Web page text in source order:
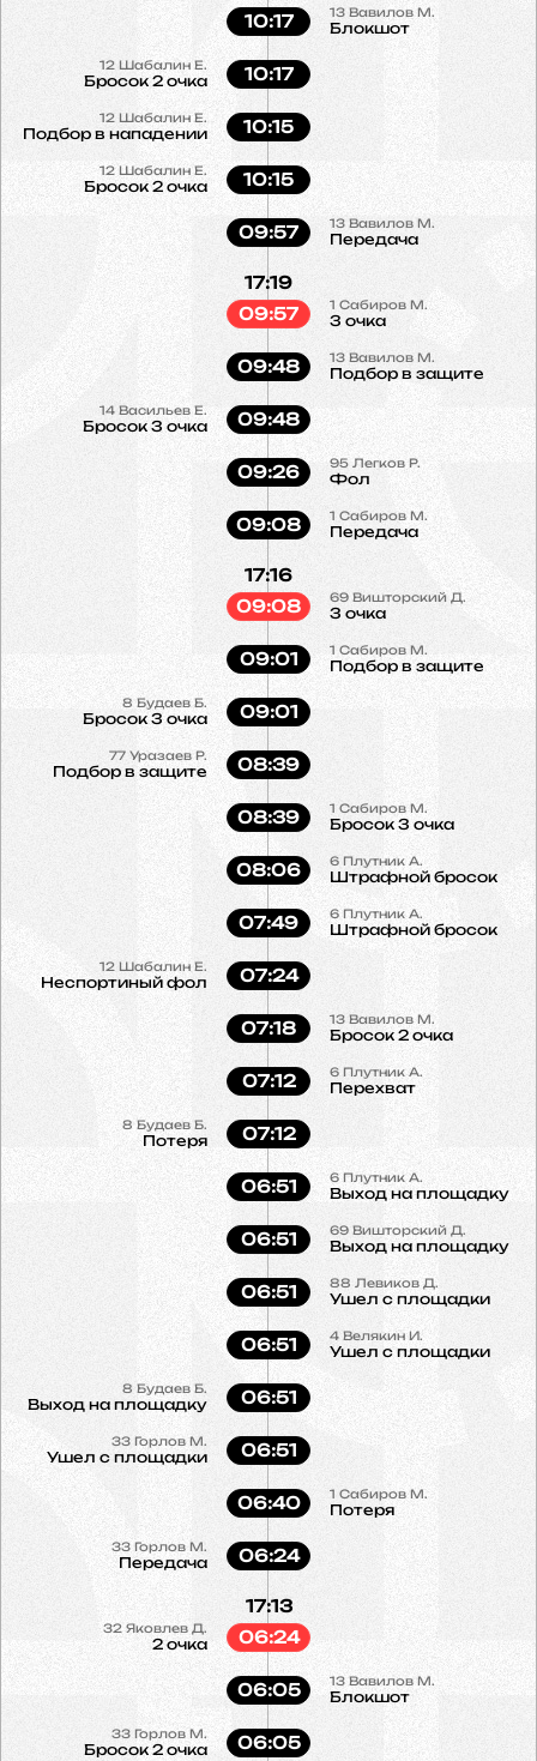
13 Вавилов М.
Блокшот
10:17
12 Шабалин Е.
Бросок 2 очка 10:17
12 Шабалин Е.
Подбор в нападении 10:15
12Шабалин Е.
Бросок 2 очка 10:15
13 Вавилов М.
Передача
09:57
1 Сабиров М.
3 очка
17:19
09:57
13 Вавилов М.
Подбор в защите
09:48
14 Васильев Е.
Бросок 3 очка 09:48
95 Легков Р.
Фол
09:26
1 Сабиров М.
Передача
09:08
69 Вишторский Д.
3 очка
17:16
09:08
1 Сабиров М.
Подбор в защите
09:01
8 Будаев Б.
Бросок 3 очка 09:01
77 Уразаев Р.
Подбор в защите 08:39
1 Сабиров М.
Бросок 3 очка
08:39
6 Плутник А.
Штрафной бросок
08:06
6 Плутник А.
Штрафной бросок
07:49
12 Шабалин Е.
Неспортиный фол 07:24
13 Вавилов М.
Бросок 2 очка
07:18
6 Плутник А.
Перехват
07:12
8 Будаев Б.
Потеря 07:12
6 Плутник А.
Выход на площадку
06:51
69 Вишторский Д.
Выход на площадку
06:51
88 Левиков Д.
Ушел с площадки
06:51
4 Велякин И.
Ушел с площадки
06:51
8 Будаев Б.
Выход на площадку 06:51
33 Горлов М.
Ушел с площадки 06:51
1 Сабиров М.
Потеря
06:40
33 Горлов М.
Передача 06:24
32 Яковлев Д.
2 очка
17:13
06:24
13 Вавилов М.
Блокшот
06:05
33 Горлов М.
Бросок 2 очка 06:05